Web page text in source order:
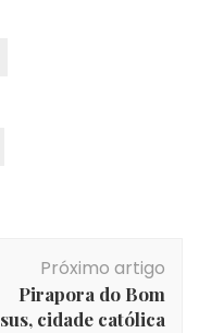
Próximo artigo
Pirapora do Bom
cidade católica